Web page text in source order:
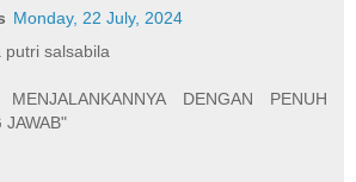
Monday, 22 July, 2024
putri salsabila
MENJALANKANNYA DENGAN PENUH
JAWAB"